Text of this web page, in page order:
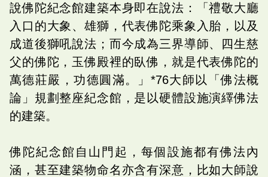
說佛陀紀念館建築本身即在說法：「禮敬大廳
入口的大象、雄獅，代表佛陀乘象入胎，以及
成道後獅吼說法；而今成為三界導師、四生慈
父的佛陀，玉佛殿裡的臥佛，就是代表佛陀的
萬德莊嚴，功德圓滿。」*76大師以「佛法概
論」規劃整座紀念館，是以硬體設施演繹佛法
的建築。
佛陀紀念館自山門起，每個設施都有佛法內
涵，甚至建築物命名亦含有深意，比如大師說